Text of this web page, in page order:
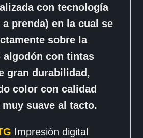
con tecnología
prenda) en la cual se
sobre la
algodón con tintas
gran durabilidad,
color con calidad
suave al tacto.
Impresión digital